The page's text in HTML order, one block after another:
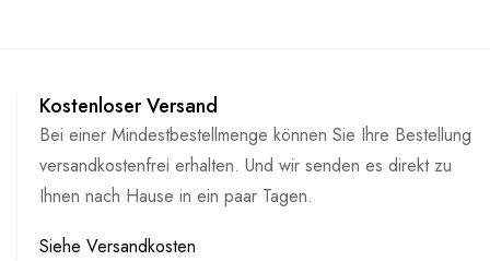
Kostenloser Versand
Bei einer Mindestbestellmenge können Sie Ihre Bestellung
versandkostenfrei erhalten. Und wir senden es direkt zu
Ihnen nach Hause in ein paar Tagen.
Siehe Versandkosten